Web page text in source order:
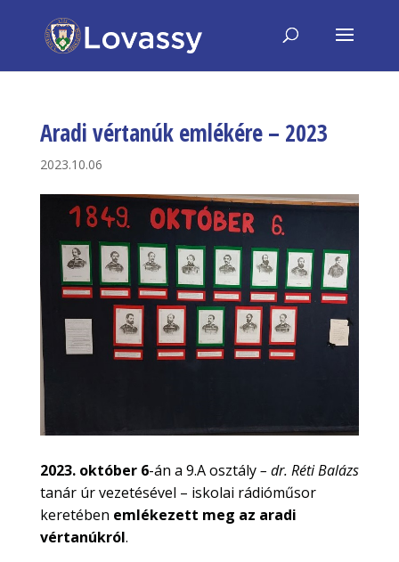
Aradi vértanúk emlékére – 2023
2023.10.06
2023. október 6-án a 9.A osztály– dr. Réti Balázs
tanár úr vezetésével – iskolai rádióműsor
keretében emlékezett meg az aradi
vértanúkról.